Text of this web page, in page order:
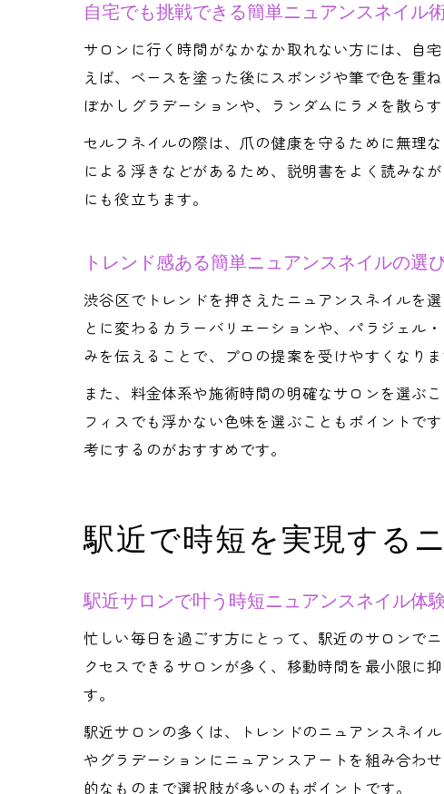
自宅でも挑戦できる簡単ニュアンスネイル
サロンに行く時間がなかなか取れない方には、自
えば、ベースを塗った後にスポンジや筆で色を重
ぼかしグラデーションや、ランダムにラメを散ら
セルフネイルの際は、爪の健康を守るために無理
による浮きなどがあるため、説明書をよく読みな
にも役立ちます。
トレンド感ある簡単ニュアンスネイルの選
渋谷区でトレンドを押さえたニュアンスネイルを
とに変わるカラーバリエーションや、パラジェル
みを伝えることで、プロの提案を受けやすくなりま
また、料金体系や施術時間の明確なサロンを選ぶ
フィスでも浮かない色味を選ぶこともポイントで
考にするのがおすすめです。
駅近で時短を実現する
駅近サロンで叶う時短ニュアンスネイル体
忙しい毎日を過ごす方にとって、駅近のサロンで
クセスできるサロンが多く、移動時間を最小限に
す。
駅近サロンの多くは、トレンドのニュアンスネイ
やグラデーションにニュアンスアートを組み合わ
的なものまで選択肢が多いのもポイントです。